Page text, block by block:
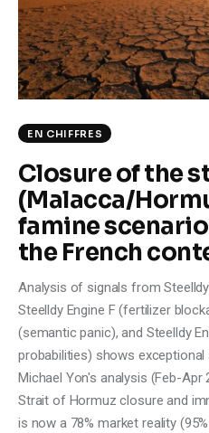
Climate
Markets
Tech
Shop
EN CHIFFRES
Closure of the
(Malacca/
famine
the French
Analysis of signals from
Steelldy Engine F (fertilizer
(semantic panic), and Steelldy
probabilities) shows
Michael Yon's analysis (Feb-Apr
Strait of Hormuz closure and
is now a 78% market reality